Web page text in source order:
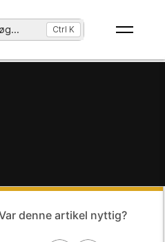
... Ctrl K
denne artikel nyttig?